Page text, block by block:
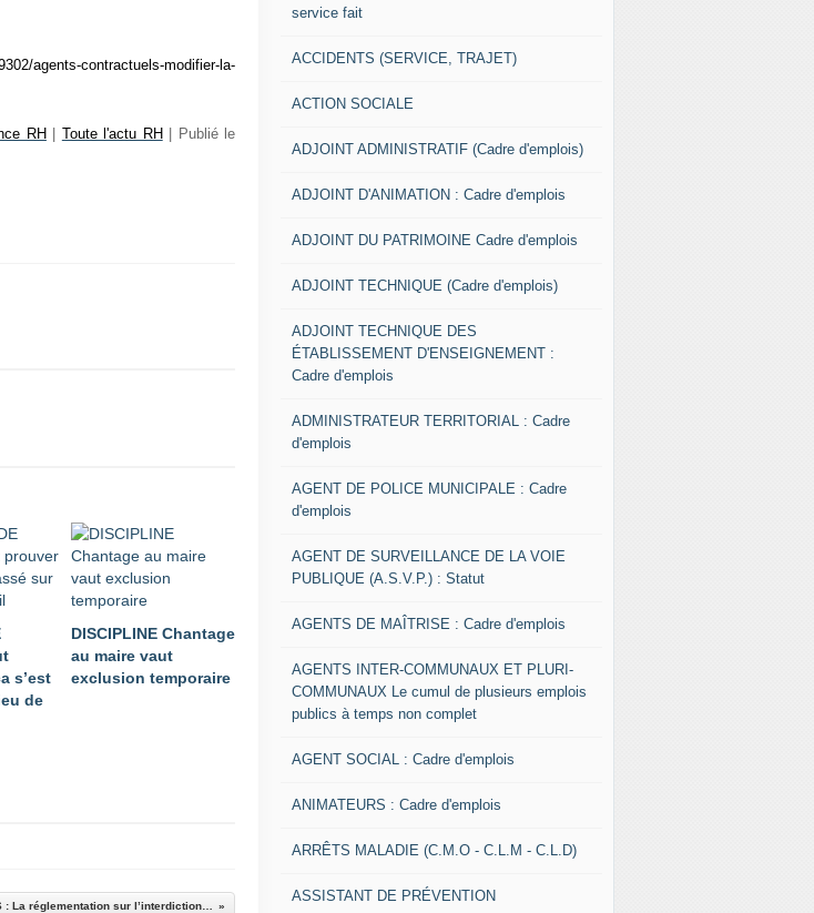
agents-contractuels-modifier-la-
RH Toute l'actu RH | Publié le
s’est
de
DISCIPLINE Chantage
au maire vaut
exclusion temporaire
CUMUL D'EMPLOIS : La réglementation sur l’interdiction de cumul d’emplois sera-t-elle encore assouplie ?
service fait
ACCIDENTS (SERVICE, TRAJET)
ACTION SOCIALE
ADJOINT ADMINISTRATIF (Cadre d'emplois)
ADJOINT D'ANIMATION : Cadre d'emplois
ADJOINT DU PATRIMOINE Cadre d'emplois
ADJOINT TECHNIQUE (Cadre d'emplois)
ADJOINT TECHNIQUE DES
ÉTABLISSEMENT D'ENSEIGNEMENT :
Cadre d'emplois
ADMINISTRATEUR TERRITORIAL : Cadre
d'emplois
AGENT DE POLICE MUNICIPALE : Cadre
d'emplois
AGENT DE SURVEILLANCE DE LA VOIE
PUBLIQUE (A.S.V.P.) : Statut
AGENTS DE MAÎTRISE : Cadre d'emplois
AGENTS INTER-COMMUNAUX ET PLURI-
COMMUNAUX Le cumul de plusieurs emplois
publics à temps non complet
AGENT SOCIAL : Cadre d'emplois
ANIMATEURS : Cadre d'emplois
ARRÊTS MALADIE (C.M.O - C.L.M - C.L.D)
ASSISTANT DE PRÉVENTION